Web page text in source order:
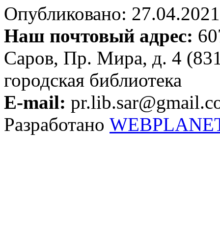
Опубликовано:
Наш почтовый адрес:
Саров, Пр. Мира, д. 4
городская библиотека
E-mail:
Разработано